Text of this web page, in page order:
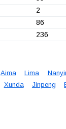
2
86
236
Aima Lima
Xunda Jinpeng